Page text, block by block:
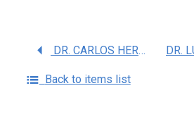
DR. CARLOS HERLINDO PAZ TRES
Back to items list